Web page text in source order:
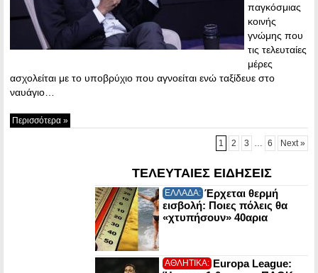
παγκόσμιας
κοινής
γνώμης που
τις τελευταίες
μέρες
ασχολείται με το υποβρύχιο που αγνοείται ενώ ταξίδευε στο
ναυάγιο…
Περισσότερα »
1 2 3 6 Next »
ΤΕΛΕΥΤΑΙΕΣ ΕΙΔΗΣΕΙΣ
ΕΛΛΑΔΑ: Έρχεται θερμή
εισβολή: Ποιες πόλεις θα
«χτυπήσουν» 40αρια
ΑΘΛΗΤΙΚΑ: Europa League: